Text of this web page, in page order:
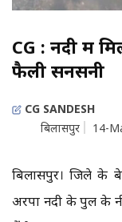
CG : नदी में
फैली सनसनी
CG SANDESH
बिलासपुर
14-
बिलासपुर। जिले के
अरपा नदी के पुल के